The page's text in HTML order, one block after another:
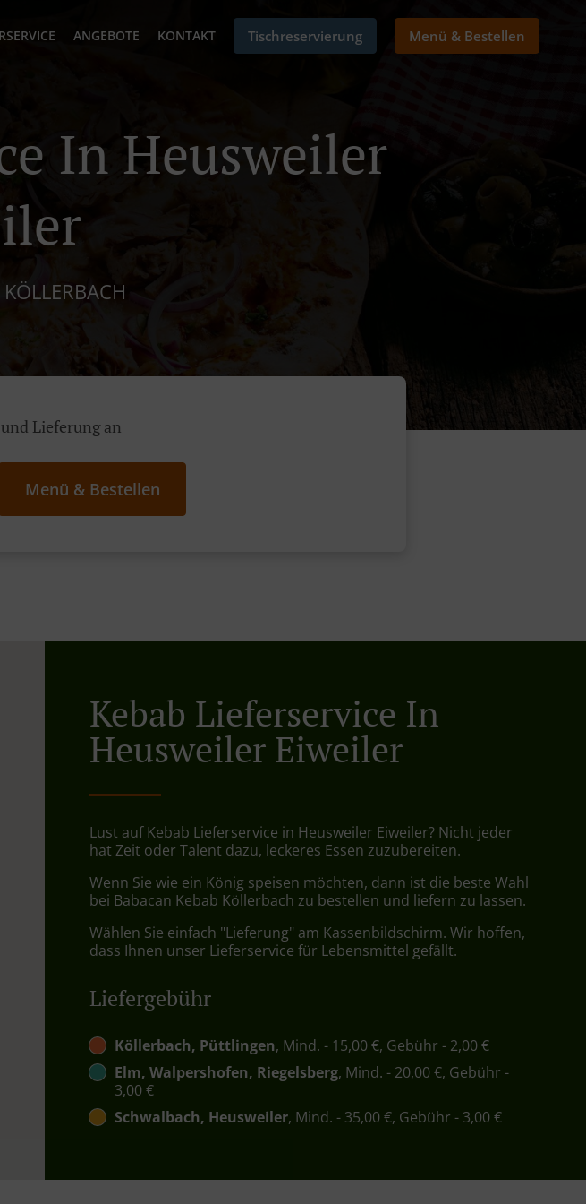
ANGEBOTE KONTAKT Tischreservierung Menü & Bestellen
In Heusweiler
Lieferung an
Menü & Bestellen
Kebab Lieferservice In
Heusweiler Eiweiler
Lust auf Kebab Lieferservice in Heusweiler Eiweiler? Nicht jeder
hat Zeit oder Talent dazu, leckeres Essen zuzubereiten.
Wenn Sie wie ein König speisen möchten, dann ist die beste Wahl
bei Babacan Kebab Köllerbach zu bestellen und liefern zu lassen.
Wählen Sie einfach "Lieferung" am Kassenbildschirm. Wir hoffen,
dass Ihnen unser Lieferservice für Lebensmittel gefällt.
Liefergebühr
Köllerbach, Püttlingen, Mind. - 15,00 €, Gebühr - 2,00 €
Elm, Walpershofen, Riegelsberg, Mind. - 20,00 €, Gebühr -
3,00 €
Schwalbach, Heusweiler, Mind. - 35,00 €, Gebühr - 3,00 €